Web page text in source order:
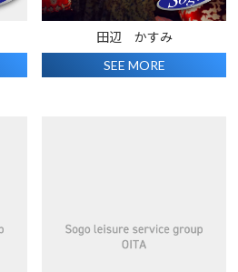
田辺 かすみ
SEE MORE